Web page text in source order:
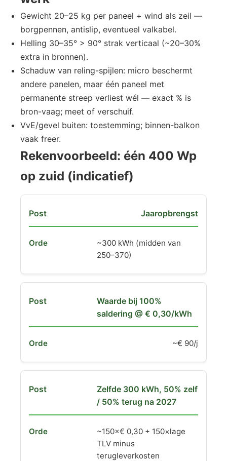
Gewicht 20–25 kg per paneel + wind als zeil —
borgpennen, antislip, eventueel valkabel.
Helling 30–35° > 90° strak verticaal (~20–30%
extra in bronnen).
Schaduw van reling-spijlen: micro beschermt
andere panelen, maar één paneel met
permanente streep verliest wél — exact % is
bron-vaag; meet of verschuif.
VvE/gevel buiten: toestemming; binnen-balkon
vaak freer.
Rekenvoorbeeld: één 400 Wp
op zuid (indicatief)
Jaaropbrengst
~300 kWh (midden van
250–370)
Waarde bij 100%
saldering @ € 0,30/kWh
~€ 90/j
Zelfde 300 kWh, 50% zelf
/ 50% terug na 2027
~150×€ 0,30 + 150×lage
TLV minus
terugleverkosten